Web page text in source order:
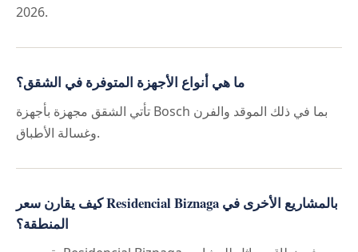
2026.
ما هي أنواع الأجهزة المتوفرة في الشقق؟
تأتي الشقق مجهزة بأجهزة Bosch بما في ذلك الموقد والفرن
وغسالة الأطباق.
كيف يقارن سعر Residencial Biznaga بالمشاريع الأخرى في
المنطقة؟